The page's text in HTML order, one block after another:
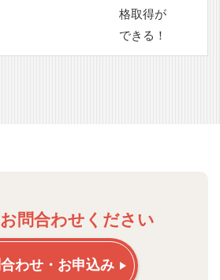
格取得が
できる！
問合わせください
わせ・お申込み